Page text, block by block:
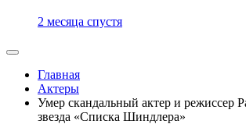
2 месяца спустя
Главная
Актеры
Умер скандальный актер и режиссер
звезда «Списка Шиндлера»